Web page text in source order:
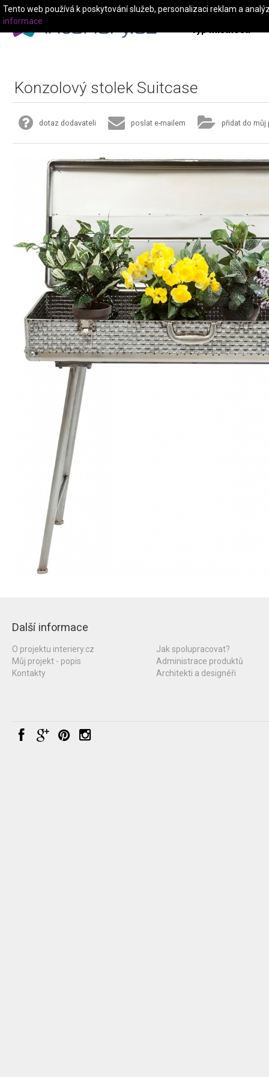
Typ místnosti
Konzolový stolek Suitcase
dotaz dodavateli poslat e-mailem přidat do můj
Další informace
O projektu interiery.cz
Můj projekt - popis
Kontakty
Jak spolupracovat?
Administrace produktů
Architekti a designéři
Tento web používá k poskytování služeb, personalizaci reklam a
informace